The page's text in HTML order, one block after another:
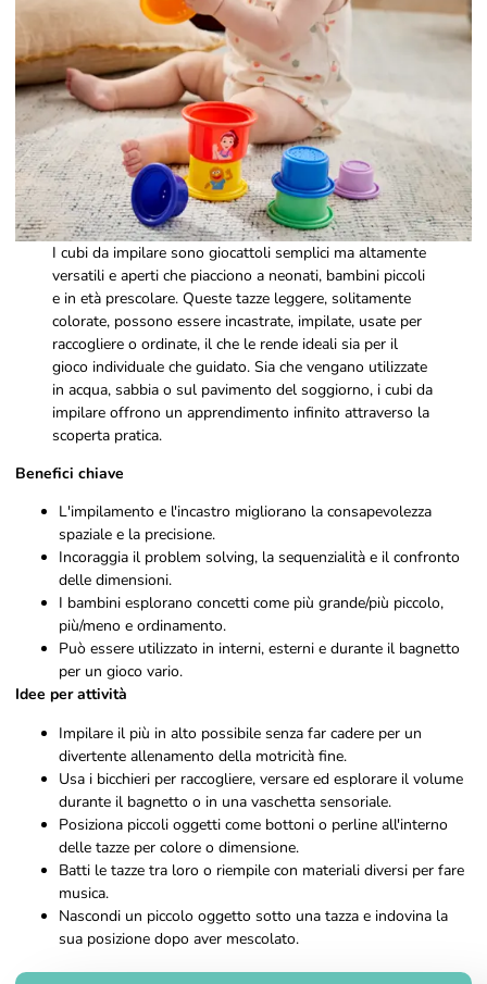
I cubi da impilare sono giocattoli semplici ma altamente
versatili e aperti che piacciono a neonati, bambini piccoli
e in età prescolare. Queste tazze leggere, solitamente
colorate, possono essere incastrate, impilate, usate per
raccogliere o ordinate, il che le rende ideali sia per il
gioco individuale che guidato. Sia che vengano utilizzate
in acqua, sabbia o sul pavimento del soggiorno, i cubi da
impilare offrono un apprendimento infinito attraverso la
scoperta pratica.
Benefici chiave
L'impilamento e l'incastro migliorano la consapevolezza
spaziale e la precisione.
Incoraggia il problem solving, la sequenzialità e il confronto
delle dimensioni.
I bambini esplorano concetti come più grande/più piccolo,
più/meno e ordinamento.
Può essere utilizzato in interni, esterni e durante il bagnetto
per un gioco vario.
Idee per attività
Impilare il più in alto possibile senza far cadere per un
divertente allenamento della motricità fine.
Usa i bicchieri per raccogliere, versare ed esplorare il volume
durante il bagnetto o in una vaschetta sensoriale.
Posiziona piccoli oggetti come bottoni o perline all'interno
delle tazze per colore o dimensione.
Batti le tazze tra loro o riempile con materiali diversi per fare
musica.
Nascondi un piccolo oggetto sotto una tazza e indovina la
sua posizione dopo aver mescolato.